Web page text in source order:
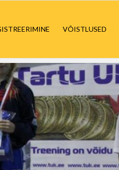
VÕISTLUSED